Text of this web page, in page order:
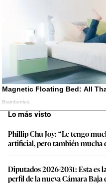
Lo más visto
Phillip Chu Joy: “Le tengo
artificial, pero también mucha
Diputados 2026-2031: Esta es
perfil de la nueva Cámara Baja